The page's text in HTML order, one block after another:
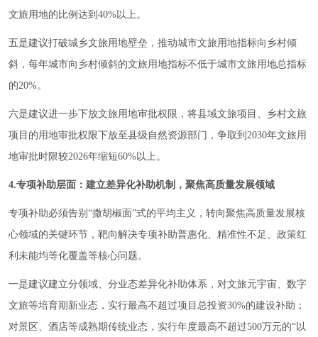
文旅用地的比例达到40%以上。
五是建议打破城乡文旅用地壁垒，推动城市文旅用地指标向乡村倾
斜，每年城市向乡村倾斜的文旅用地指标不低于城市文旅用地总指标
的20%。
六是建议进一步下放文旅用地审批权限，将县域文旅项目、乡村文旅
项目的用地审批权限下放至县级自然资源部门，争取到2030年文旅用
地审批时限较2026年缩短60%以上。
4.专项补助层面：建立差异化补助机制，聚焦高质量发展领域
专项补助必须告别“撒胡椒面”式的平均主义，转向聚焦高质量发展核
心领域的关键环节，靶向解决专项补助普惠化、精准性不足、政策红
利未能均等化覆盖等核心问题。
一是建议建立分领域、分业态差异化补助体系，对文旅元宇宙、数字
文旅等培育期新业态，实行最高不超过项目总投资30%的建设补助；
对景区、酒店等成熟期传统业态，实行年度最高不超过500万元的“以